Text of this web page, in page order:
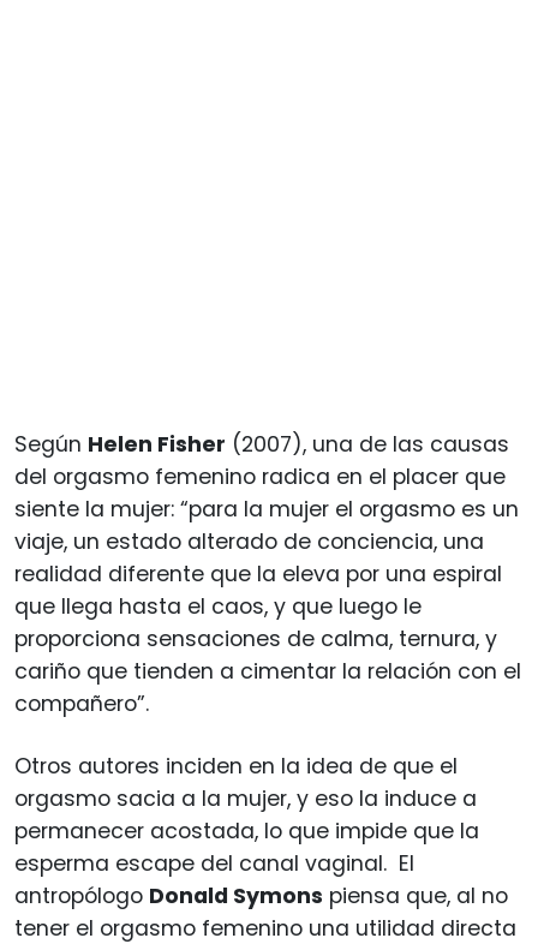
Según Helen Fisher (2007), una de las causas
del orgasmo femenino radica en el placer que
siente la mujer: “para la mujer el orgasmo es un
viaje, un estado alterado de conciencia, una
realidad diferente que la eleva por una espiral
que llega hasta el caos, y que luego le
proporciona sensaciones de calma, ternura, y
cariño que tienden a cimentar la relación con el
compañero”.
Otros autores inciden en la idea de que el
orgasmo sacia a la mujer, y eso la induce a
permanecer acostada, lo que impide que la
esperma escape del canal vaginal. El
antropólogo Donald Symons piensa que, al no
tener el orgasmo femenino una utilidad directa